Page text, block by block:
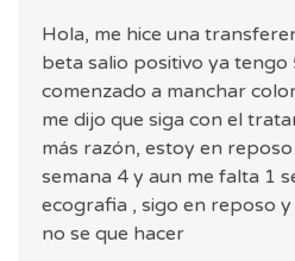
Hola, me hice una
beta salio positivo ya tengo
comenzado a manchar
me dijo que siga con el
más razón, estoy en reposo absoluto desde la
semana 4 y aun me falta 1
ecografia , sigo en reposo
no se que hacer